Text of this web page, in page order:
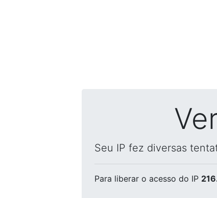
Seu IP fez diversas
Para liberar o acesso do IP